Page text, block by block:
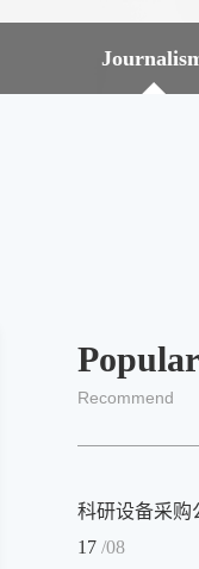
Recommend
科研设备采购
17/08